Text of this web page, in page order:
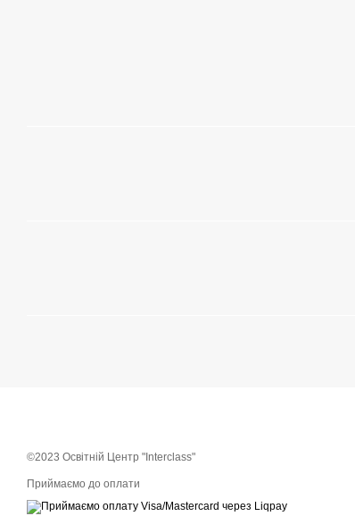
©2023 Освітній Центр "Interclass"
Приймаємо до оплати